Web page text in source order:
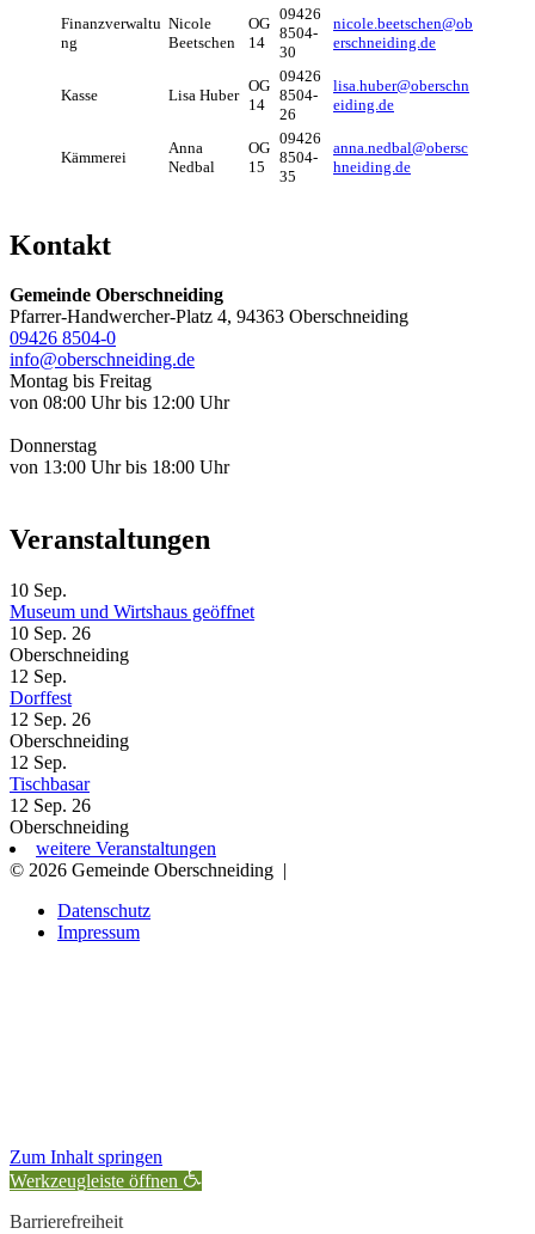
Finanzverwaltu
ng
Nicole
Beetschen
OG
14
09426
8504-
30
nicole.beetschen@ob
erschneiding.de
Kasse Lisa Huber
OG
14
09426
8504-
26
lisa.huber@oberschn
eiding.de
Kämmerei
Anna
Nedbal
OG
15
09426
8504-
35
anna.nedbal@obersc
hneiding.de
Kontakt
Gemeinde Oberschneiding
Pfarrer-Handwercher-Platz 4, 94363 Oberschneiding
09426 8504-0
info@oberschneiding.de
Montag bis Freitag
von 08:00 Uhr bis 12:00 Uhr
Donnerstag
von 13:00 Uhr bis 18:00 Uhr
Veranstaltungen
10 Sep.
Museum und Wirtshaus geöffnet
10 Sep. 26
Oberschneiding
12 Sep.
Dorffest
12 Sep. 26
Oberschneiding
12 Sep.
Tischbasar
12 Sep. 26
Oberschneiding
weitere Veranstaltungen
© 2026 Gemeinde Oberschneiding |
Datenschutz
Impressum
Zum Inhalt springen
Werkzeugleiste öffnen
Barrierefreiheit